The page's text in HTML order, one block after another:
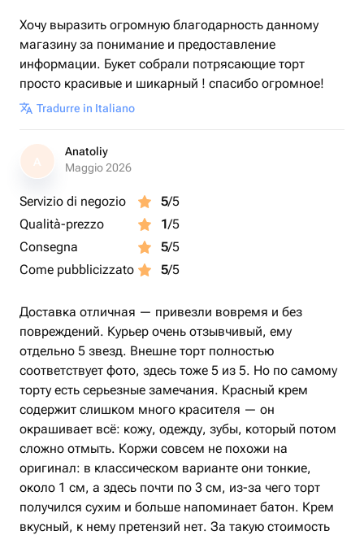
Хочу выразить огромную благодарность данному
магазину за понимание и предоставление
информации. Букет собрали потрясающие торт
просто красивые и шикарный ! спасибо огромное!
Tradurre in Italiano
A
Anatoliy
Maggio 2026
Servizio di negozio 5/5
Qualità-prezzo
1/5
Consegna
5/5
Come pubblicizzato
5/5
Доставка отличная — привезли вовремя и без
повреждений. Курьер очень отзывчивый, ему
отдельно 5 звезд. Внешне торт полностью
соответствует фото, здесь тоже 5 из 5. Но по самому
торту есть серьезные замечания. Красный крем
содержит слишком много красителя — он
окрашивает всё: кожу, одежду, зубы, который потом
сложно отмыть. Коржи совсем не похожи на
оригинал: в классическом варианте они тонкие,
около 1 см, а здесь почти по 3 см, из-за чего торт
получился сухим и больше напоминает батон. Крем
вкусный, к нему претензий нет. За такую стоимость